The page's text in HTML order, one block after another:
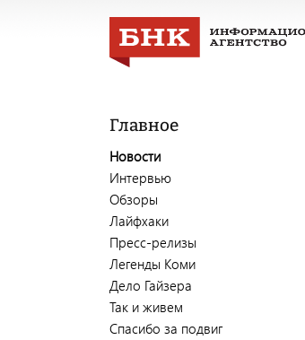
Главное
Новости
Интервью
Обзоры
Лайфхаки
Пресс-релизы
Легенды Коми
Дело Гайзера
Так и живем
Спасибо за подвиг